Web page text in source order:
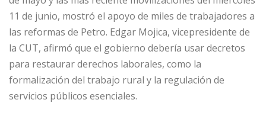
11 de junio, mostró el apoyo de miles de trabajadores a
las reformas de Petro. Edgar Mojica, vicepresidente de
la CUT, afirmó que el gobierno debería usar decretos
para restaurar derechos laborales, como la
formalización del trabajo rural y la regulación de
servicios públicos esenciales.